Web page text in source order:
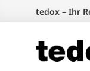
springen
tedox – Ihr